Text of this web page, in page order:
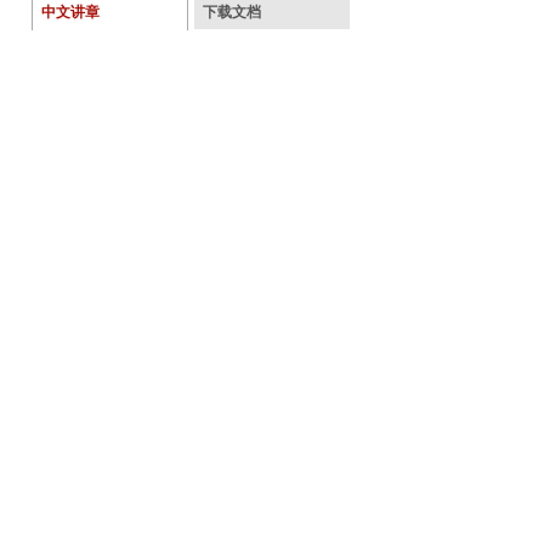
中文讲章 下载文档